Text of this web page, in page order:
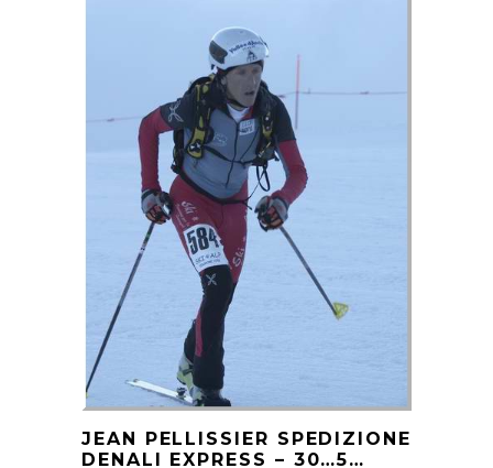
JEAN PELLISSIER SPEDIZIONE
DENALI EXPRESS – 30…5…